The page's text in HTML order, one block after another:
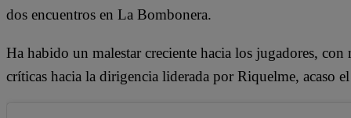
dos encuentros en La Bombonera.
Ha habido un malestar creciente hacia los jugadores,
críticas hacia la dirigencia liderada por Riquelme, acaso